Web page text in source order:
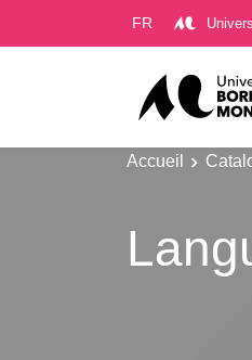
FR
Accueil